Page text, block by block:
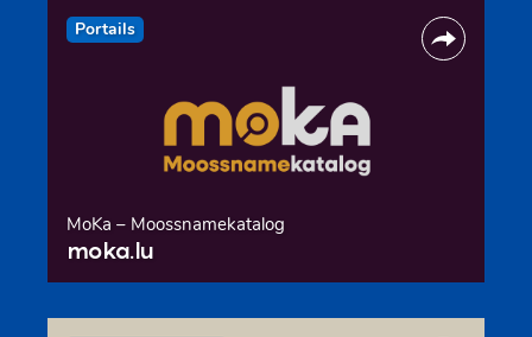
Portails
MoKa – Moossnamekatalog
moka.lu